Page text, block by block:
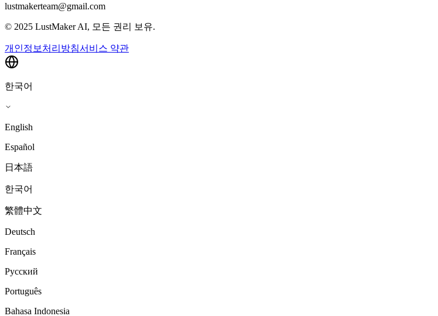
lustmakerteam@gmail.com
© 2025 LustMaker AI, 모든 권리 보유.
개인정보처리방침서비스 약관
한국어
English
Español
日本語
한국어
繁體中文
Deutsch
Français
Русский
Português
Bahasa Indonesia